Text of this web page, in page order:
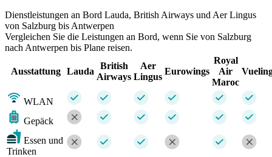
Dienstleistungen an Bord Lauda, British Airways und Aer Lingus
von Salzburg bis Antwerpen
Vergleichen Sie die Leistungen an Bord, wenn Sie von Salzburg
nach Antwerpen bis Plane reisen.
Ausstattung Lauda
British
Airways
Aer
Lingus
Eurowings
Royal
Air
Maroc
WLAN
Gepäck
Essen und
Trinken